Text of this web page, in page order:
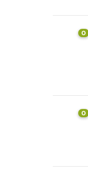
0
0